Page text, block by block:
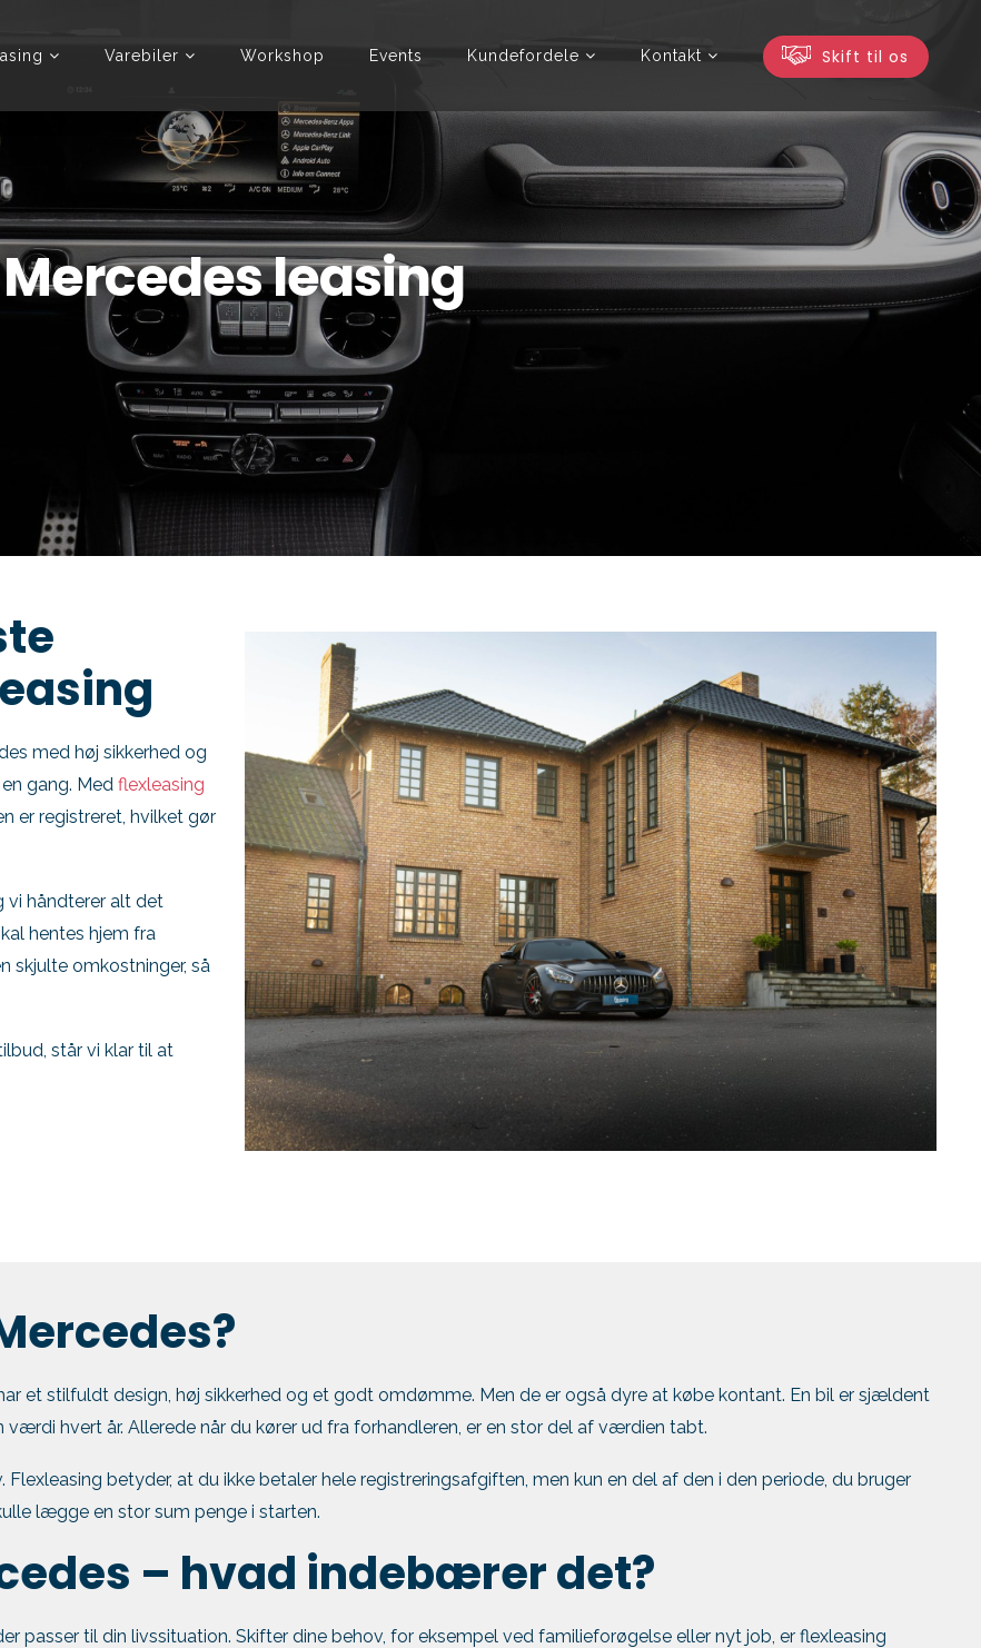
Varebiler Workshop Events Kundefordele Kontakt Skift til os
Mercedes leasing
med høj sikkerhed og
gang. Med flexleasing
er registreret, hvilket gør
vi håndterer alt det
hentes hjem fra
skjulte omkostninger, så
står vi klar til at
et stilfuldt design, høj sikkerhed og et godt omdømme. Men de er også dyre at købe kontant. En bil er sjældent
hvert år. Allerede når du kører ud fra forhandleren, er en stor del af værdien tabt.
betyder, at du ikke betaler hele registreringsafgiften, men kun en del af den i den periode, du bruger
lægge en stor sum penge i starten.
– hvad indebærer det?
passer til din livssituation. Skifter dine behov, for eksempel ved familieforøgelse eller nyt job, er flexleasing